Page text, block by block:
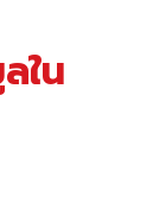
ใน